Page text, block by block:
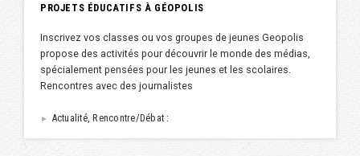
PROJETS ÉDUCATIFS À GÉOPOLIS
Inscrivez vos classes ou vos groupes de jeunes Geopolis
propose des activités pour découvrir le monde des médias,
spécialement pensées pour les jeunes et les scolaires.
Rencontres avec des journalistes
► Actualité, Rencontre/Débat :